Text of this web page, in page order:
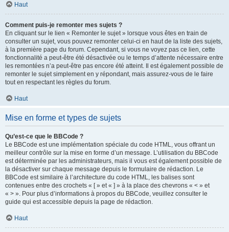
Haut
Comment puis-je remonter mes sujets ?
En cliquant sur le lien « Remonter le sujet » lorsque vous êtes en train de
consulter un sujet, vous pouvez remonter celui-ci en haut de la liste des sujets,
à la première page du forum. Cependant, si vous ne voyez pas ce lien, cette
fonctionnalité a peut-être été désactivée ou le temps d’attente nécessaire entre
les remontées n’a peut-être pas encore été atteint. Il est également possible de
remonter le sujet simplement en y répondant, mais assurez-vous de le faire
tout en respectant les règles du forum.
Haut
Mise en forme et types de sujets
Qu’est-ce que le BBCode ?
Le BBCode est une implémentation spéciale du code HTML, vous offrant un
meilleur contrôle sur la mise en forme d’un message. L’utilisation du BBCode
est déterminée par les administrateurs, mais il vous est également possible de
la désactiver sur chaque message depuis le formulaire de rédaction. Le
BBCode est similaire à l’architecture du code HTML, les balises sont
contenues entre des crochets « [ » et « ] » à la place des chevrons « < » et
« > ». Pour plus d’informations à propos du BBCode, veuillez consulter le
guide qui est accessible depuis la page de rédaction.
Haut